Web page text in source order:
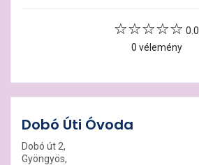
0.0
0 vélemény
Dobó Úti Óvoda
Dobó út 2,
Gyöngyös,